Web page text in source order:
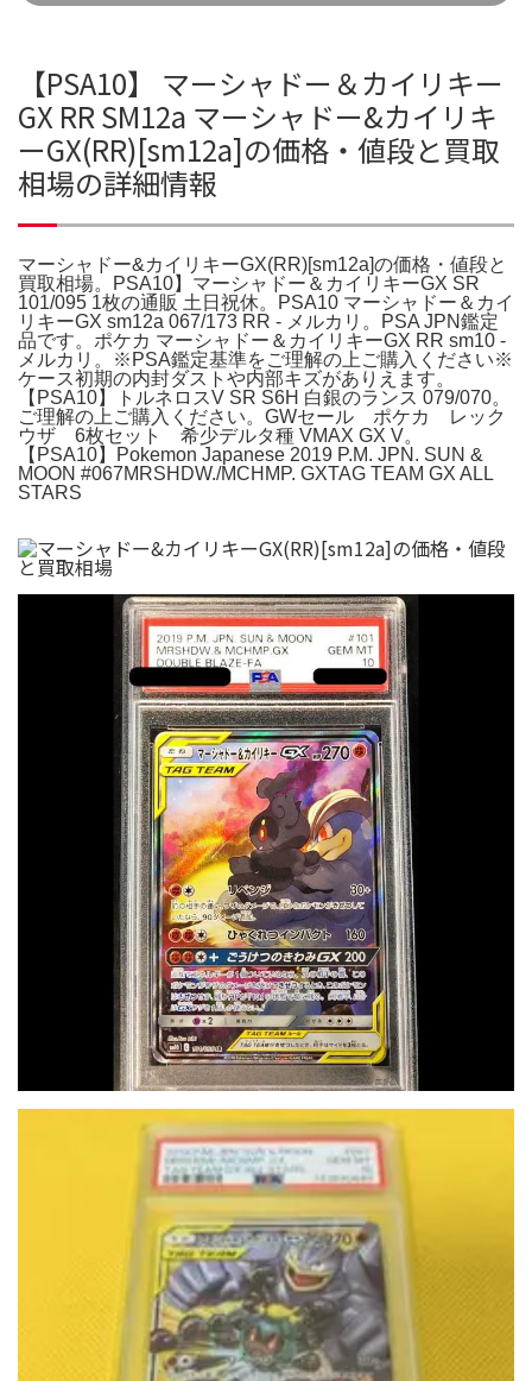
【PSA10】 マーシャドー＆カイリキー
GX RR SM12a マーシャドー&カイリキ
ーGX(RR)[sm12a]の価格・値段と買取
相場の詳細情報
マーシャドー&カイリキーGX(RR)[sm12a]の価格・値段と
買取相場。PSA10】マーシャドー＆カイリキーGX SR
101/095 1枚の通販 土日祝休。PSA10 マーシャドー＆カイ
リキーGX sm12a 067/173 RR - メルカリ。PSA JPN鑑定
品です。ポケカ マーシャドー＆カイリキーGX RR sm10 -
メルカリ。※PSA鑑定基準をご理解の上ご購入ください※
ケース初期の内封ダストや内部キズがありえます。
【PSA10】トルネロスV SR S6H 白銀のランス 079/070。
ご理解の上ご購入ください。GWセール ポケカ レック
ウザ 6枚セット 希少デルタ種 VMAX GX V。
【PSA10】Pokemon Japanese 2019 P.M. JPN. SUN &
MOON #067MRSHDW./MCHMP. GXTAG TEAM GX ALL
STARS